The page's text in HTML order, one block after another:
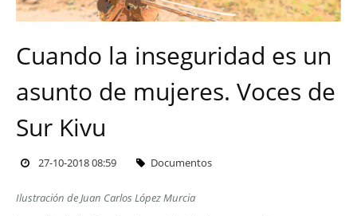
Cuando la inseguridad es un
asunto de mujeres. Voces de
Sur Kivu
27-10-2018 08:59 Documentos
Ilustración de Juan Carlos López Murcia